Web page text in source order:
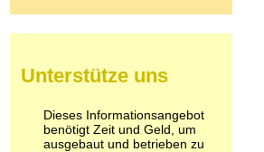
Pilze
Psychopharmaka
Schlafmittel
Schmerzmittel
Unterstütze uns
Dieses Informationsangebot
benötigt Zeit und Geld, um
ausgebaut und betrieben zu